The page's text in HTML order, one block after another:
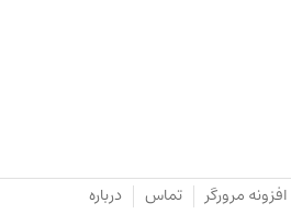
افزونه مرورگر تماس درباره